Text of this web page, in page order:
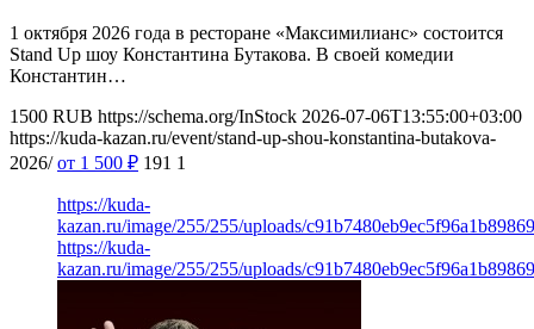
1 октября 2026 года в ресторане «Максимилианс» состоится
Stand Up шоу Константина Бутакова. В своей комедии
Константин…
1500 RUB https://schema.org/InStock 2026-07-06T13:55:00+03:00
https://kuda-kazan.ru/event/stand-up-shou-konstantina-butakova-
2026/ от 1 500 ₽ 191 1
https://kuda-
kazan.ru/image/255/255/uploads/
https://kuda-
kazan.ru/image/255/255/uploads/